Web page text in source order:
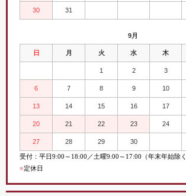
30 31
9月
日 月 火 水 木
1 2 3
6 7 8 9 10
13 14 15 16 17
20 21 22 23 24
27 28 29 30
受付：平日9:00 ～ 18:00／土曜9:00 ～ 17:00（年末年始除
■定休日